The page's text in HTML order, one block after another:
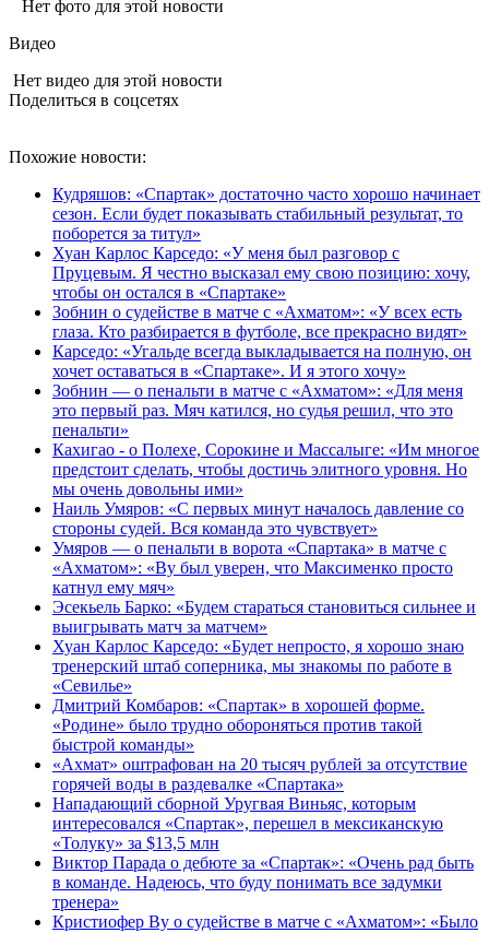
Нет фото для этой новости
Видео
Нет видео для этой новости
Поделиться в соцсетях
Похожие новости:
Кудряшов: «Спартак» достаточно часто хорошо начинает
сезон. Если будет показывать стабильный результат, то
поборется за титул»
Хуан Карлос Карседо: «У меня был разговор с
Пруцевым. Я честно высказал ему свою позицию: хочу,
чтобы он остался в «Спартаке»
Зобнин о судействе в матче с «Ахматом»: «У всех есть
глаза. Кто разбирается в футболе, все прекрасно видят»
Карседо: «Угальде всегда выкладывается на полную, он
хочет оставаться в «Спартаке». И я этого хочу»
Зобнин — о пенальти в матче с «Ахматом»: «Для меня
это первый раз. Мяч катился, но судья решил, что это
пенальти»
Кахигао - о Полехе, Сорокине и Массалыге: «Им многое
предстоит сделать, чтобы достичь элитного уровня. Но
мы очень довольны ими»
Наиль Умяров: «С первых минут началось давление со
стороны судей. Вся команда это чувствует»
Умяров — о пенальти в ворота «Спартака» в матче с
«Ахматом»: «Ву был уверен, что Максименко просто
катнул ему мяч»
Эсекьель Барко: «Будем стараться становиться сильнее и
выигрывать матч за матчем»
Хуан Карлос Карседо: «Будет непросто, я хорошо знаю
тренерский штаб соперника, мы знакомы по работе в
«Севилье»
Дмитрий Комбаров: «Спартак» в хорошей форме.
«Родине» было трудно обороняться против такой
быстрой команды»
«Ахмат» оштрафован на 20 тысяч рублей за отсутствие
горячей воды в раздевалке «Спартака»
Нападающий сборной Уругвая Виньяс, которым
интересовался «Спартак», перешел в мексиканскую
«Толуку» за $13,5 млн
Виктор Парада о дебюте за «Спартак»: «Очень рад быть
в команде. Надеюсь, что буду понимать все задумки
тренера»
Кристиофер Ву о судействе в матче с «Ахматом»: «Было